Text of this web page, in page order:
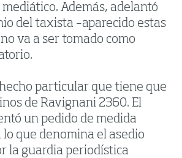
mediático. Además, adelantó
del taxista –aparecido estas
va a ser tomado como
particular que tiene que
de Ravignani 2360. El
un pedido de medida
que denomina el asedio
la guardia periodística